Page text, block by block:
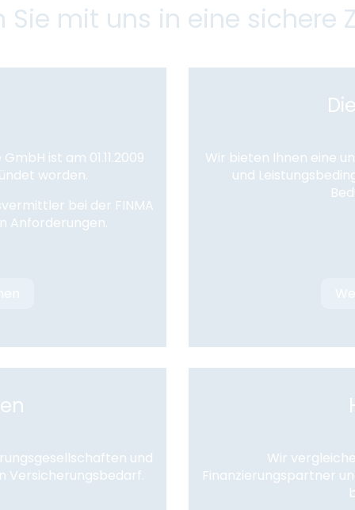
Sie mit uns in eine sichere
ist am 01.11.2009
worden.
bei der FINMA
Anforderungen.
Wir bieten Ihnen eine
und
und
Versicherungsbedarf.
Wir
Finanzierungspartner